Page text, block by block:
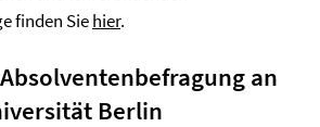
finden Siehier.
an
Berlin